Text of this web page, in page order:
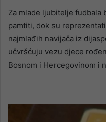
Za mlade ljubitelje fudbala
pamtiti, dok su
najmlađih navijača iz
učvršćuju vezu djece
Bosnom i Hercegovinom i